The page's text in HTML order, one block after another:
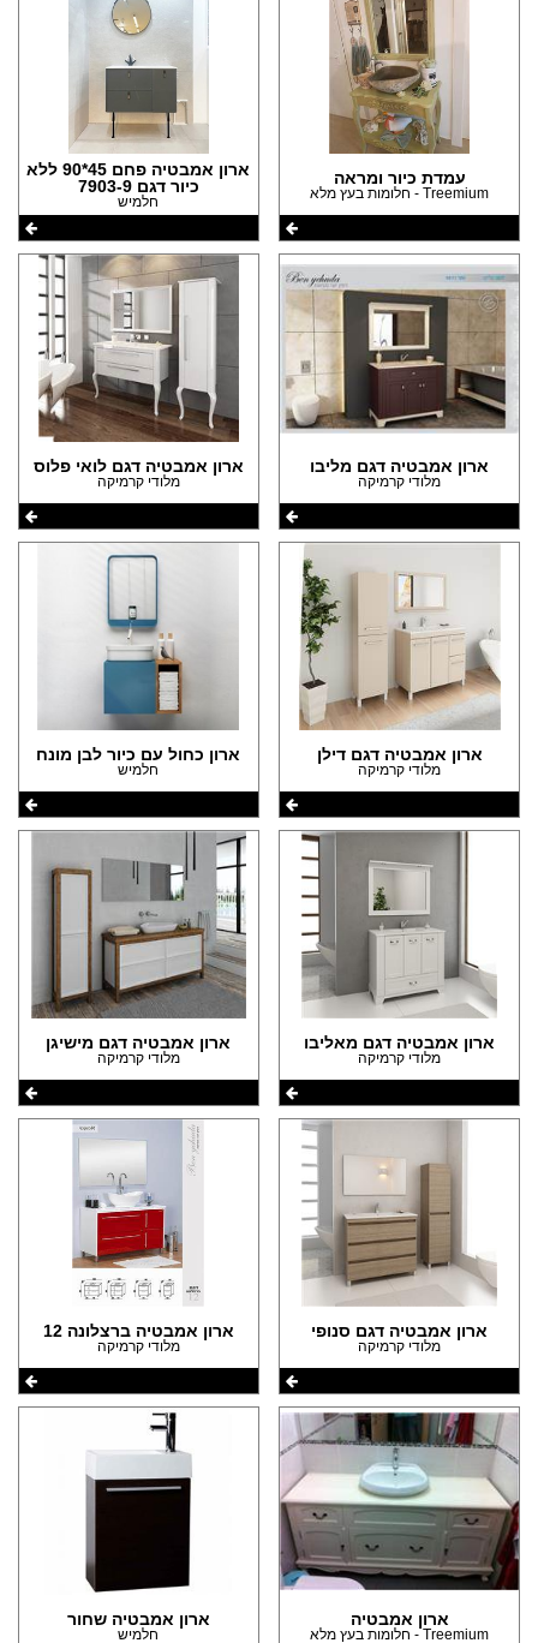
עמדת כיור ומראה
Treemium - חלומות בעץ מלא
ארון אמבטיה פחם 45*90 ללא
כיור דגם 7903-9
חלמיש
ארון אמבטיה דגם מליבו
מלודי קרמיקה
ארון אמבטיה דגם לואי פלוס
מלודי קרמיקה
ארון אמבטיה דגם דילן
מלודי קרמיקה
ארון כחול עם כיור לבן מונח
חלמיש
ארון אמבטיה דגם מאליבו
מלודי קרמיקה
ארון אמבטיה דגם מישיגן
מלודי קרמיקה
ארון אמבטיה דגם סנופי
מלודי קרמיקה
ארון אמבטיה ברצלונה 12
מלודי קרמיקה
ארון אמבטיה
Treemium - חלומות בעץ מלא
ארון אמבטיה שחור
חלמיש